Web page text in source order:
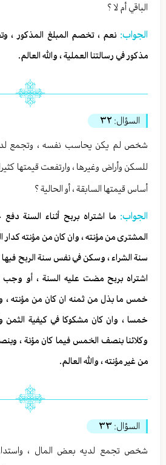
الباقي أم لا ؟
الجواب: نعم ، تخصم المبلغ المذكور ،
مذكور في رسالتنا العملية ، والله العالم.
السؤال: ٣٢
شخص لم يكن يحاسب نفسه ، وتجمع
للسكن وأراض وغيرها ، وارتفعت قيمتها
أساس قيمتها السابقة ، أو الحالية ؟
الجواب: ما اشتراه بربح أثناء السنة
المشترى من مؤنته ، وان كان من مؤنته كدار
سنة الشراء ، وسكن في نفس سنة الربح فيها
اشتراه بربح مضت عليه السنة ، أو
خمس ما بذل من ثمنه ان كان من مؤنته ،
خمسا ، وان كان مشكوكا في كيفية الثمن
وكلائنا بنصف الخمس فيما كان مؤنة ،
من غير مؤنته ، والله العالم.
السؤال: ٣٣
شخص تجمع لديه بعض المال ،